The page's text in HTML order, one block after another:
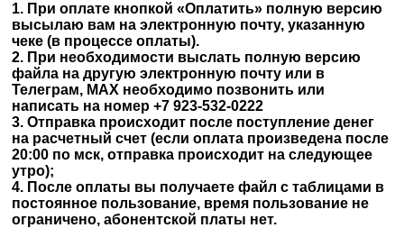
1. При оплате кнопкой «Оплатить» полную версию
высылаю вам на электронную почту, указанную
чеке (в процессе оплаты).
2. При необходимости выслать полную версию
файла на другую электронную почту или в
Телеграм, MAX необходимо позвонить или
написать на номер +7 923-532-0222
3. Отправка происходит после поступление денег
на расчетный счет (если оплата произведена после
20:00 по мск, отправка происходит на следующее
утро);
4. После оплаты вы получаете файл с таблицами в
постоянное пользование, время пользование не
ограничено, абонентской платы нет.